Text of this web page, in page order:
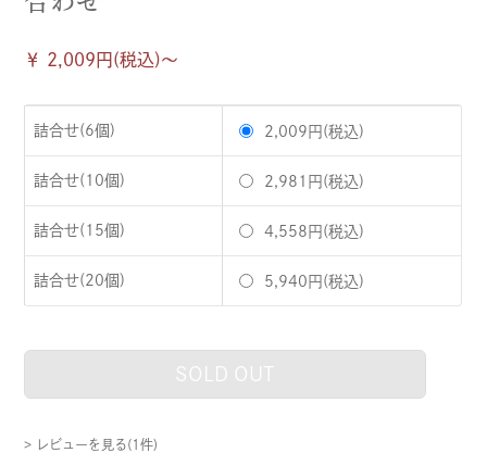
￥ 2,009円(税込)〜
詰合せ(6個) 2,009円(税込)
詰合せ(10個) 2,981円(税込)
詰合せ(15個) 4,558円(税込)
詰合せ(20個) 5,940円(税込)
SOLD OUT
> レビューを見る(1件)